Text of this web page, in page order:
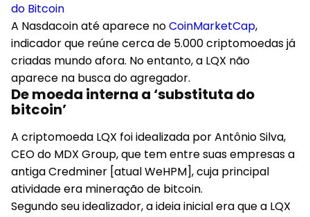
do Bitcoin
A Nasdacoin até aparece noCoinMarketCap,
indicador que reúne cerca de 5.000 criptomoedas já
criadas mundo afora. No entanto, a LQX não
aparece na busca do agregador.
De moeda interna a ‘substituta do
bitcoin’
A criptomoeda LQX foi idealizada por Antônio Silva,
CEO do MDX Group, que tem entre suas empresas a
antiga Credminer [atual WeHPM], cuja principal
atividade era mineração de bitcoin.
Segundo seu idealizador, a ideia inicial era que a LQX